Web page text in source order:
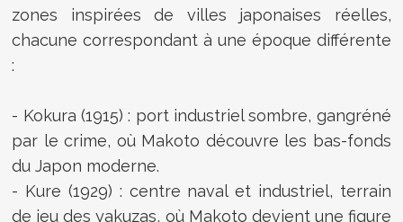
zones inspirées de villes japonaises réelles,
chacune correspondant à une époque différente
:
- Kokura (1915) : port industriel sombre, gangréné
par le crime, où Makoto découvre les bas-fonds
du Japon moderne.
- Kure (1929) : centre naval et industriel, terrain
de jeu des yakuzas, où Makoto devient une figure